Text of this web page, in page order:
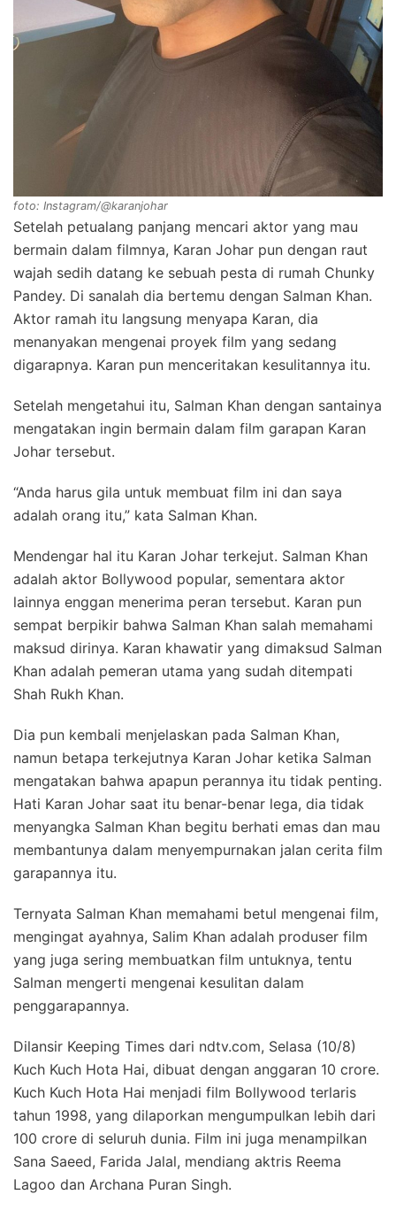
foto: Instagram/@karanjohar
Setelah petualang panjang mencari aktor yang mau
bermain dalam filmnya, Karan Johar pun dengan raut
wajah sedih datang ke sebuah pesta di rumah Chunky
Pandey. Di sanalah dia bertemu dengan Salman Khan.
Aktor ramah itu langsung menyapa Karan, dia
menanyakan mengenai proyek film yang sedang
digarapnya. Karan pun menceritakan kesulitannya itu.
Setelah mengetahui itu, Salman Khan dengan santainya
mengatakan ingin bermain dalam film garapan Karan
Johar tersebut.
“Anda harus gila untuk membuat film ini dan saya
adalah orang itu,” kata Salman Khan.
Mendengar hal itu Karan Johar terkejut. Salman Khan
adalah aktor Bollywood popular, sementara aktor
lainnya enggan menerima peran tersebut. Karan pun
sempat berpikir bahwa Salman Khan salah memahami
maksud dirinya. Karan khawatir yang dimaksud Salman
Khan adalah pemeran utama yang sudah ditempati
Shah Rukh Khan.
Dia pun kembali menjelaskan pada Salman Khan,
namun betapa terkejutnya Karan Johar ketika Salman
mengatakan bahwa apapun perannya itu tidak penting.
Hati Karan Johar saat itu benar-benar lega, dia tidak
menyangka Salman Khan begitu berhati emas dan mau
membantunya dalam menyempurnakan jalan cerita film
garapannya itu.
Ternyata Salman Khan memahami betul mengenai film,
mengingat ayahnya, Salim Khan adalah produser film
yang juga sering membuatkan film untuknya, tentu
Salman mengerti mengenai kesulitan dalam
penggarapannya.
Dilansir Keeping Times dari ndtv.com, Selasa (10/8)
Kuch Kuch Hota Hai, dibuat dengan anggaran 10 crore.
Kuch Kuch Hota Hai menjadi film Bollywood terlaris
tahun 1998, yang dilaporkan mengumpulkan lebih dari
100 crore di seluruh dunia. Film ini juga menampilkan
Sana Saeed, Farida Jalal, mendiang aktris Reema
Lagoo dan Archana Puran Singh.